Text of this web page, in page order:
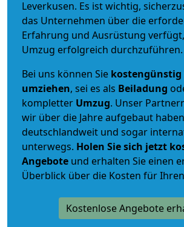
Leverkusen. Es ist wichtig,
das Unternehmen über die
Erfahrung und Ausrüstung
Umzug erfolgreich durchzuführen.
Bei uns können Sie kostengünstig
umziehen, sei es als Beiladung
kompletter Umzug. Unser
wir über die Jahre aufgebaut
deutschlandweit und sogar
unterwegs. Holen Sie sich jetzt
Angebote und erhalten Sie einen
Überblick über die Kosten für
Kostenlose Angebote